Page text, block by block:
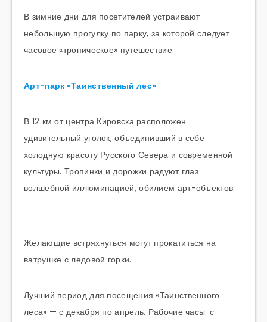
В зимние дни для посетителей устраивают
небольшую прогулку по парку, за которой следует
часовое «тропическое» путешествие.
Арт-парк «Таинственный лес»
В 12 км от центра Кировска расположен
удивительный уголок, объединивший в себе
холодную красоту Русского Севера и современной
культуры. Тропинки и дорожки радуют глаз
волшебной иллюминацией, обилием арт-объектов.
Желающие встряхнуться могут прокатиться на
ватрушке с ледовой горки.
Лучший период для посещения «Таинственного
леса» — с декабря по апрель. Рабочие часы: с